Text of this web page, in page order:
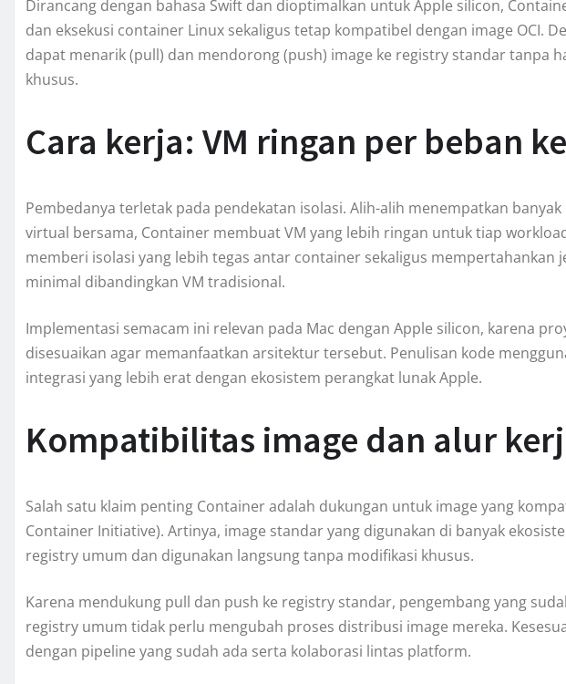
Dirancang dengan bahasa Swift dan dioptimalkan untuk Apple silicon,
dan eksekusi container Linux sekaligus tetap kompatibel dengan image OCI.
dapat menarik (pull) dan mendorong (push) image ke registry standar tanpa
khusus.
Cara kerja: VM ringan per beban
Pembedanya terletak pada pendekatan isolasi. Alih-alih menempatkan
virtual bersama, Container membuat VM yang lebih ringan untuk tiap
memberi isolasi yang lebih tegas antar container sekaligus mempertahankan
minimal dibandingkan VM tradisional.
Implementasi semacam ini relevan pada Mac dengan Apple silicon, karena
disesuaikan agar memanfaatkan arsitektur tersebut. Penulisan kode
integrasi yang lebih erat dengan ekosistem perangkat lunak Apple.
Kompatibilitas image dan alur
Salah satu klaim penting Container adalah dukungan untuk image yang
Container Initiative). Artinya, image standar yang digunakan di banyak
registry umum dan digunakan langsung tanpa modifikasi khusus.
Karena mendukung pull dan push ke registry standar, pengembang yang
registry umum tidak perlu mengubah proses distribusi image mereka.
dengan pipeline yang sudah ada serta kolaborasi lintas platform.